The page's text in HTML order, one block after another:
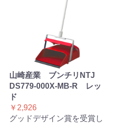
山崎産業 ブンチリNTJ
DS779-000X-MB-R レッ
ド
￥2,926
グッドデザイン賞を受賞し